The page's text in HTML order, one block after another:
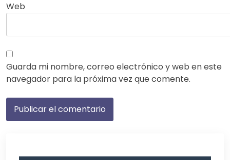
Web
Guarda mi nombre, correo electrónico y web en este
navegador para la próxima vez que comente.